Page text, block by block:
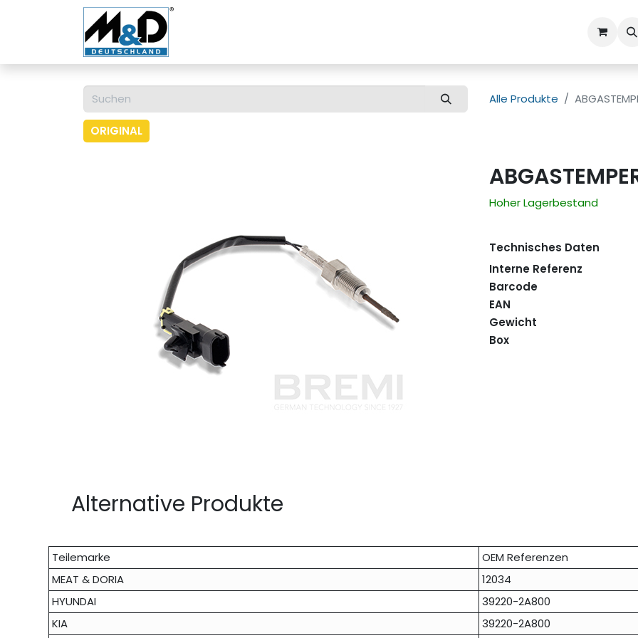
Alle Produkte
ORIGINAL
Hoher Lagerbestand
Technisches Daten
Interne Referenz
Barcode
EAN
Gewicht
Box
Alternative Produkte
Teilemarke
OEM Referenzen
MEAT & DORIA
12034
HYUNDAI
39220-2A800
KIA
39220-2A800